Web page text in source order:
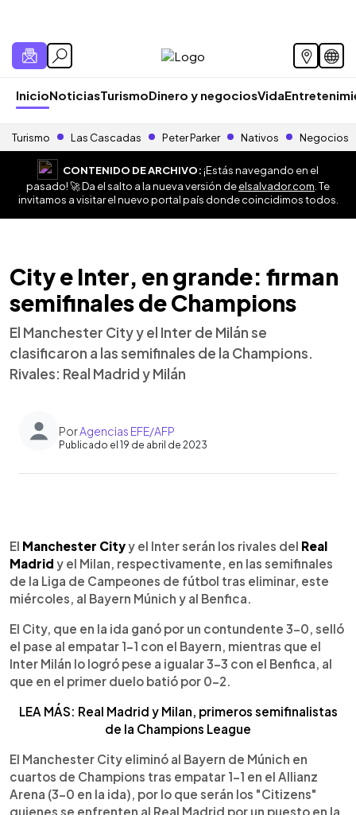
InicioNoticiasTurismoDinero y negociosVida
Turismo Las Cascadas Peter Parker Nativos Negocios
CONTENIDO DE ARCHIVO:¡Estás navegando en el
pasado! 🚀 Da el salto a la nueva versión deelsalvador.com . Te
invitamos a visitar el nuevo portal país donde coincidimos todos.
City e Inter, en grande: firman
semifinales de Champions
El Manchester City y el Inter de Milán se
clasificaron a las semifinales de la Champions.
Rivales: Real Madrid y Milán
PorAgencias EFE/AFP
Publicado el 19 de abril de 2023
► Escuchar artículo
El Manchester Cityy el Inter serán los rivales del Real
Madrid y el Milan, respectivamente, en las semifinales
de la Liga de Campeones de fútbol tras eliminar, este
miércoles, al Bayern Múnich y al Benfica.
El City, que en la ida ganó por un contundente 3-0, selló
el pase al empatar 1-1 con el Bayern, mientras que el
Inter Milán lo logró pese a igualar 3-3 con el Benfica, al
que en el primer duelo batió por 0-2.
LEA MÁS: Real Madrid y Milan, primeros semifinalistas
de la Champions League
El Manchester City eliminó al Bayern de Múnich en
cuartos de Champions tras empatar 1-1 en el Allianz
Arena (3-0 en la ida), por lo que serán los "Citizens"
quienes se enfrenten al Real Madrid por un puesto en la